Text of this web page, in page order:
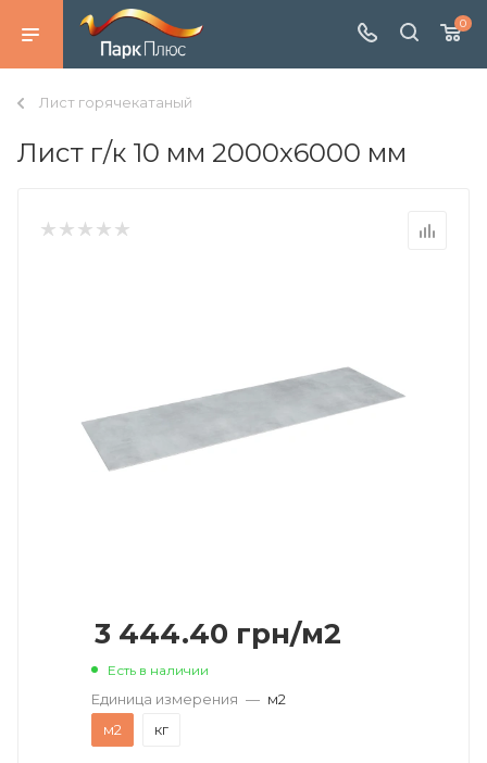
0
Лист горячекатаный
Лист г/к 10 мм 2000х6000 мм
3 444.40 грн/м2
Есть в наличии
Единица измерения — м2
м2
кг